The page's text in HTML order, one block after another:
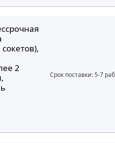
2
Срок поставки: 5-7